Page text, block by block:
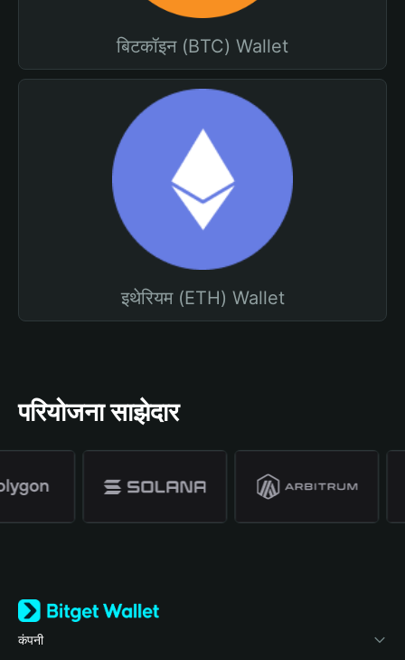
बिटकॉइन (BTC) Wallet
इथेरियम (ETH) Wallet
परियोजना साझेदार
कंपनी